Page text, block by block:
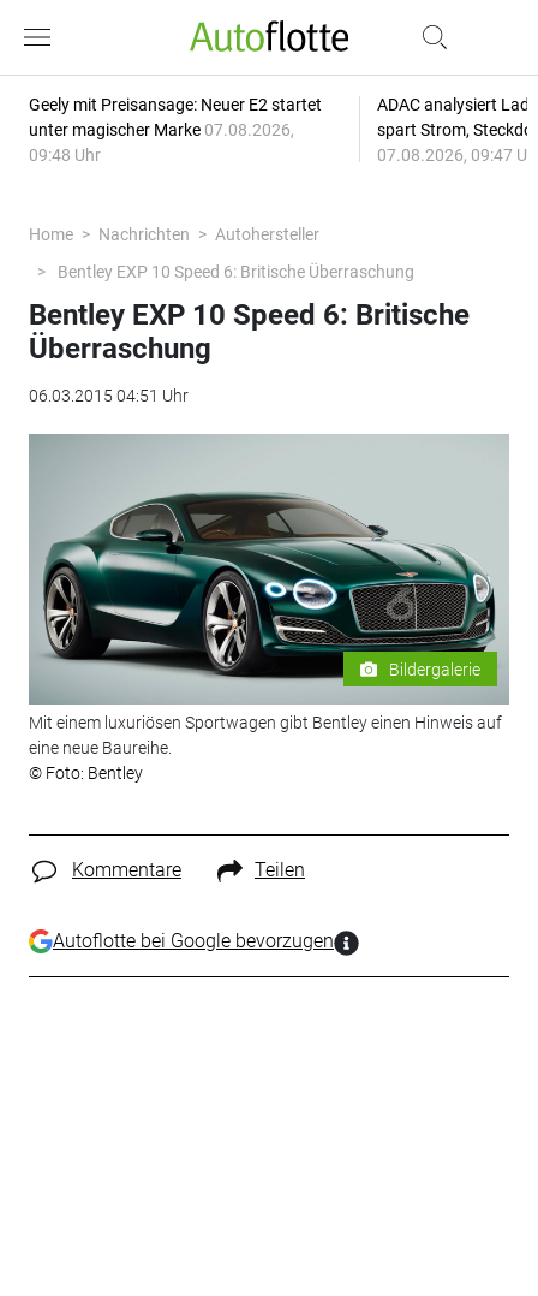
Geely mit Preisansage: Neuer E2 startet
unter magischer Marke 07.08.2026,
09:48 Uhr
ADAC analysiert
spart Strom,
07.08.2026, 09:47
Home Nachrichten
Autohersteller
Bentley EXP 10 Speed 6: Britische Überraschung
Bentley EXP 10 Speed 6: Britische
Überraschung
06.03.2015 04:51 Uhr
Bildergalerie
Mit einem luxuriösen Sportwagen gibt Bentley einen Hinweis auf
eine neue Baureihe.
© Foto: Bentley
Kommentare Teilen
Autoflotte bei Google bevorzugen